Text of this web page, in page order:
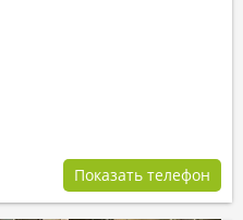
Показать телефон